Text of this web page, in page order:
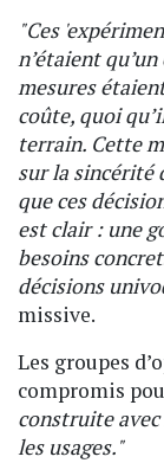
"Ces
n’étaient
mesures
coûte, quoi
terrain. Cette
sur la sincérité
que ces
est clair : une
besoins
décisions
missive.
Les groupes
compromis
construite
les usages."